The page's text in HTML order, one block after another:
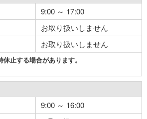
9:00 ～ 17:00
お取り扱いしません
お取り扱いしません
止する場合があります。
9:00 ～ 16:00